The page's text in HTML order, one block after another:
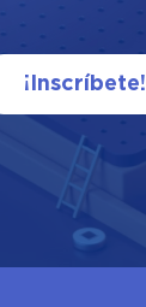
¡Inscríbete!